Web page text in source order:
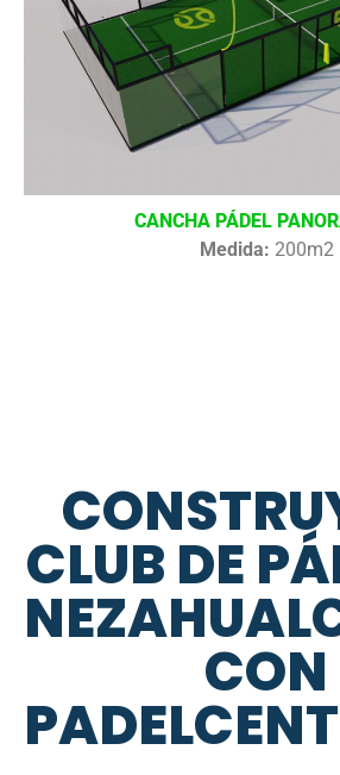
CANCHA PÁDEL
Medida: 200m2
CLUB DE
CON